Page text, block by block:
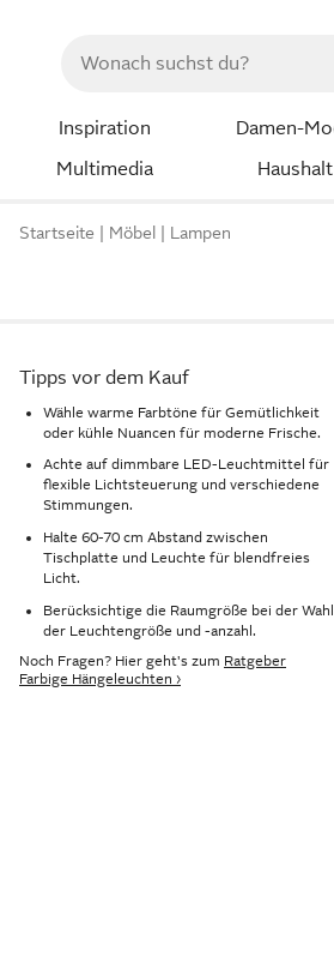
Inspiration Damen-
Multimedia
Haushalt
Startseite Möbel Lampen
Tipps vor dem Kauf
Wähle warme Farbtöne für Gemütlichkeit
oder kühle Nuancen für moderne Frische.
Achte auf dimmbare LED-Leuchtmittel für
flexible Lichtsteuerung und verschiedene
Stimmungen.
Halte 60-70 cm Abstand zwischen
Tischplatte und Leuchte für blendfreies
Licht.
Berücksichtige die Raumgröße bei der Wahl
der Leuchtengröße und -anzahl.
Noch Fragen? Hier geht's zum Ratgeber
Farbige Hängeleuchten ›